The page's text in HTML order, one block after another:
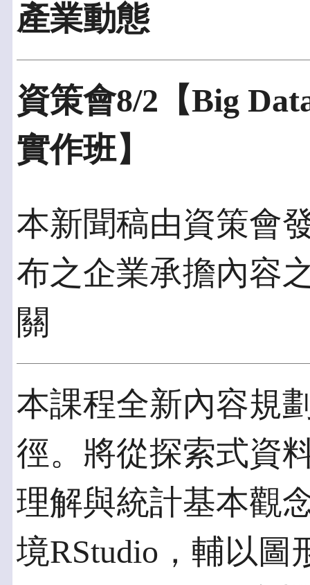
產業動態
資策會8/2【Big
實作班】
本新聞稿由資策會
布之企業承擔內容
關
本課程全新內容規
徑。將從探索式資
理解與統計基本觀
境RStudio，輔以圖